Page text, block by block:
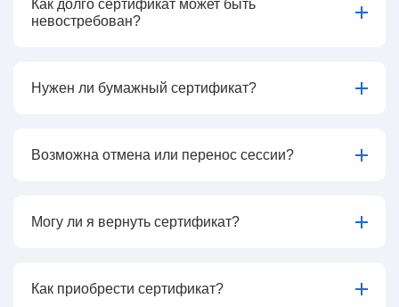
Как долго сертификат может быть
невостребован?
Нужен ли бумажный сертификат?
Возможна отмена или перенос сессии?
Могу ли я вернуть сертификат?
Как приобрести сертификат?